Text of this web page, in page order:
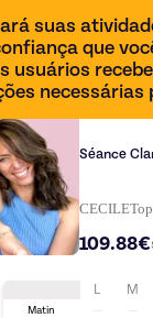
suas
que
usuários
necessárias
Séance
CECILETop
109.88€
L M
Matin